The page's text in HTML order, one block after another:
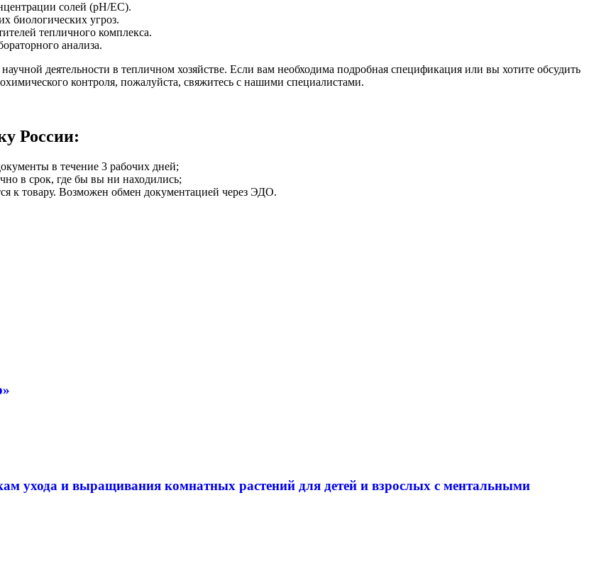
солей (pH/EC).
биологических угроз.
тепличного комплекса.
анализа.
деятельности в тепличном хозяйстве. Если вам необходима подробная спецификация или вы хотите обсудить
контроля, пожалуйста, свяжитесь с нашими специалистами.
России:
в течение 3 рабочих дней;
в срок, где бы вы ни находились;
к товару. Возможен обмен документацией через ЭДО.
ухода и выращивания комнатных растений для детей и взрослых с ментальными